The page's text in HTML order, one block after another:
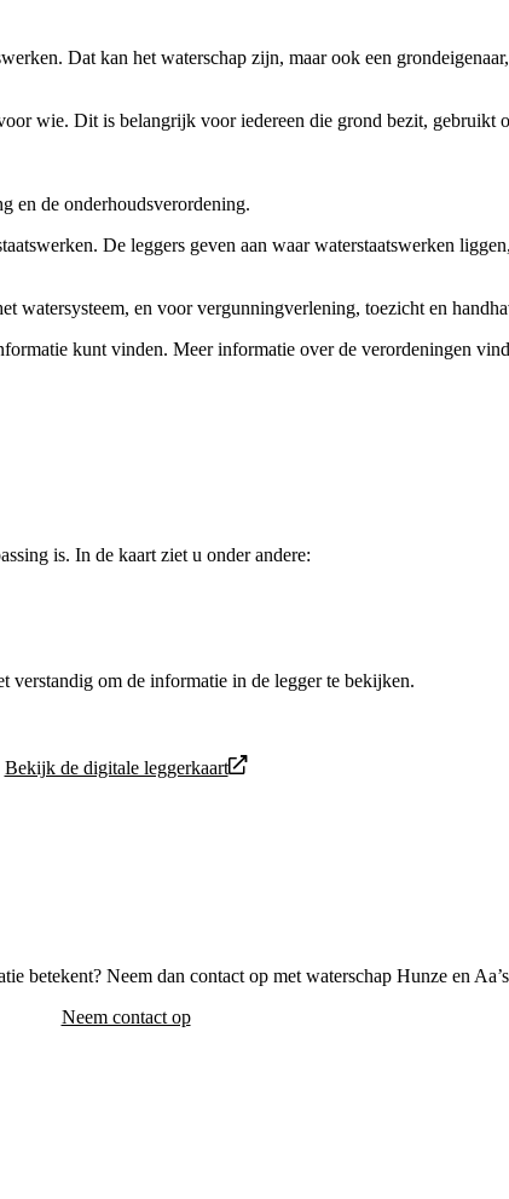
Dat kan het waterschap zijn, maar ook een
wie. Dit is belangrijk voor iedereen die grond bezit, gebruikt
en de onderhoudsverordening.
De leggers geven aan waar waterstaatswerken
watersysteem, en voor vergunningverlening, toezicht en
kunt vinden. Meer informatie over de verordeningen
is. In de kaart ziet u onder andere:
verstandig om de informatie in de legger te bekijken.
Bekijk de digitale leggerkaart
betekent? Neem dan contact op met waterschap Hunze en
Neem contact op